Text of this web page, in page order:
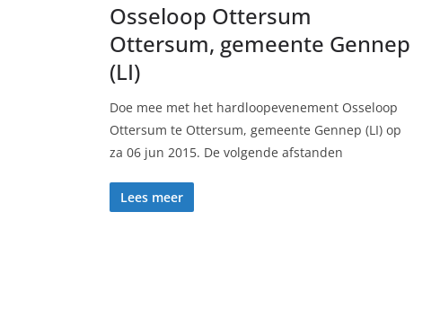
Osseloop Ottersum
Ottersum, gemeente Gennep
(LI)
Doe mee met het hardloopevenement Osseloop
Ottersum te Ottersum, gemeente Gennep (LI) op
za 06 jun 2015. De volgende afstanden
Lees meer